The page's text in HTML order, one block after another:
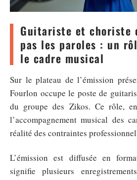
Guitariste et choriste
pas les paroles : un
le cadre musical
Sur le plateau de l’émission
Fourlon occupe le poste de
du groupe des Zikos. Ce rôle,
l’accompagnement musical des
réalité des contraintes
L’émission est diffusée en
signifie plusieurs